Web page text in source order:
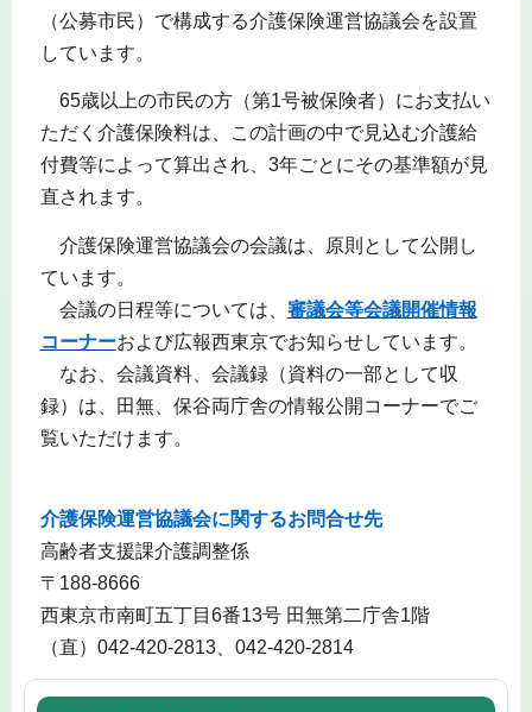
（公募市民）で構成する介護保険運営協議会を設置
しています。
65歳以上の市民の方（第1号被保険者）にお支払い
ただく介護保険料は、この計画の中で見込む介護給
付費等によって算出され、3年ごとにその基準額が見
直されます。
介護保険運営協議会の会議は、原則として公開し
ています。
会議の日程等については、 審議会等会議開催情報
コーナーおよび広報西東京でお知らせしています。
なお、会議資料、会議録（資料の一部として収
録）は、田無、保谷両庁舎の情報公開コーナーでご
覧いただけます。
介護保険運営協議会に関するお問合せ先
高齢者支援課介護調整係
〒188-8666
西東京市南町五丁目6番13号 田無第二庁舎1階
（直）042-420-2813、042-420‐2814